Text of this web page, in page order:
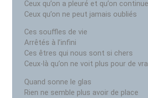
Ceux qu’on a pleuré et qu’on
Ceux qu’on ne peut jamais oubliés
Ces souffles de vie
Arrêtés à l’infini
Ces êtres qui nous sont si chers
Ceux-là qu’on ne voit plus pour de
Quand sonne le glas
Rien ne semble plus avoir de place